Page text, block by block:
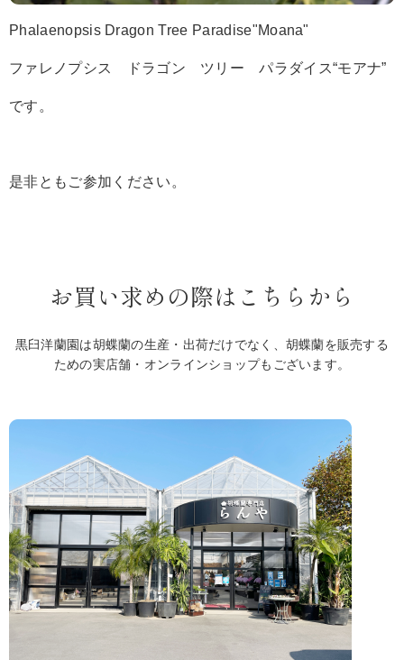
Phalaenopsis Dragon Tree Paradise"Moana"
ファレノプシス ドラゴン ツリー パラダイス“モアナ”
です。
是非ともご参加ください。
お買い求めの際はこちらから
黒臼洋蘭園は胡蝶蘭の生産・出荷だけでなく、胡蝶蘭を販売する
ための実店舗・オンラインショップもございます。